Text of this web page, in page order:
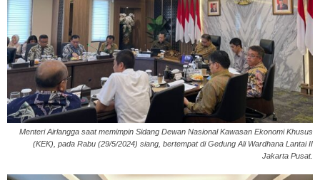
Menteri Airlangga saat memimpin Sidang Dewan Nasional Kawasan Ekonomi Khusus
(KEK), pada Rabu (29/5/2024) siang, bertempat di Gedung Ali Wardhana Lantai II
Jakarta Pusat.